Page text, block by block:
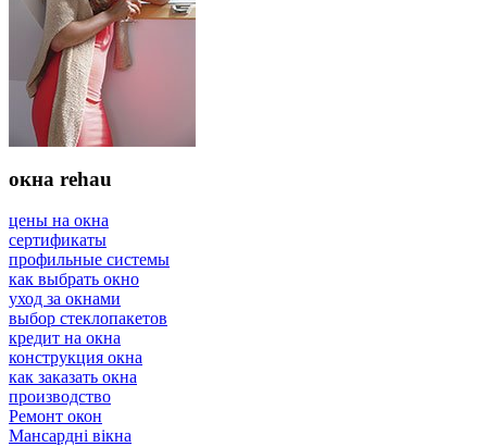
окна rehau
цены на окна
сертификаты
профильные системы
как выбрать окно
уход за окнами
выбор стеклопакетов
кредит на окна
конструкция окна
как заказать окна
производство
Ремонт окон
Мансардні вікна